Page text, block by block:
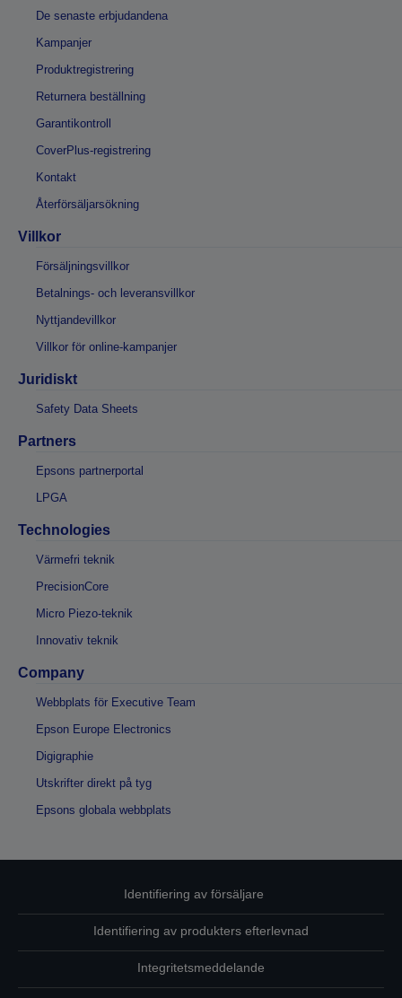
De senaste erbjudandena
Kampanjer
Produktregistrering
Returnera beställning
Garantikontroll
CoverPlus-registrering
Kontakt
Återförsäljarsökning
Villkor
Försäljningsvillkor
Betalnings- och leveransvillkor
Nyttjandevillkor
Villkor för online-kampanjer
Juridiskt
Safety Data Sheets
Partners
Epsons partnerportal
LPGA
Technologies
Värmefri teknik
PrecisionCore
Micro Piezo-teknik
Innovativ teknik
Company
Webbplats för Executive Team
Epson Europe Electronics
Digigraphie
Utskrifter direkt på tyg
Epsons globala webbplats
Identifiering av försäljare
Identifiering av produkters efterlevnad
Integritetsmeddelande